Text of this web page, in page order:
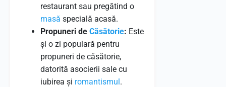
restaurant sau pregătind o
masă specială acasă.
Propuneri de Căsătorie: Este
și o zi populară pentru
propuneri de căsătorie,
datorită asocierii sale cu
iubirea și romantismul.